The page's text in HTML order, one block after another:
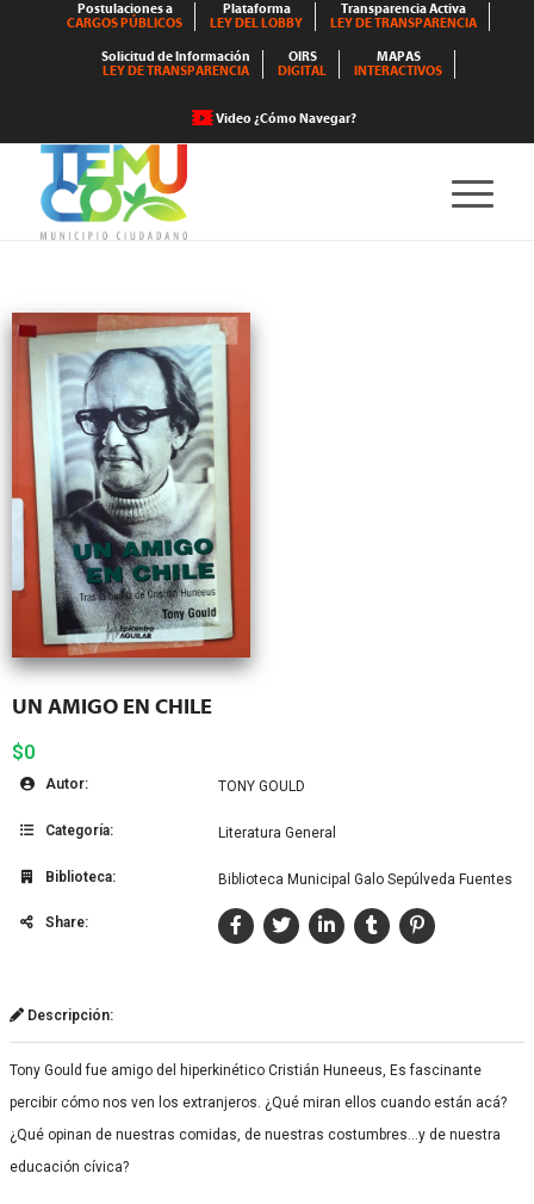
Postulaciones a
CARGOS PÚBLICOS
Plataforma
LEY DEL LOBBY
Transparencia Activa
LEY DE TRANSPARENCIA
Solicitud de Información
LEY DE TRANSPARENCIA
OIRS
DIGITAL
MAPAS
INTERACTIVOS
Video ¿Cómo Navegar?
UN AMIGO EN CHILE
$0
Autor: TONY GOULD
Categoría: Literatura General
Biblioteca: Biblioteca Municipal Galo Sepúlveda Fuentes
Share:
Descripción:
Tony Gould fue amigo del hiperkinético Cristián Huneeus, Es fascinante
percibir cómo nos ven los extranjeros. ¿Qué miran ellos cuando están acá?
¿Qué opinan de nuestras comidas, de nuestras costumbres…y de nuestra
educación cívica?